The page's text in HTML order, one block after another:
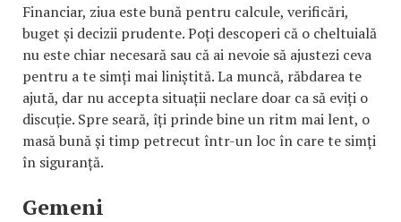
Financiar, ziua este bună pentru calcule, verificări,
buget și decizii prudente. Poți descoperi că o cheltuială
nu este chiar necesară sau că ai nevoie să ajustezi ceva
pentru a te simți mai liniștită. La muncă, răbdarea te
ajută, dar nu accepta situații neclare doar ca să eviți o
discuție. Spre seară, îți prinde bine un ritm mai lent, o
masă bună și timp petrecut într-un loc în care te simți
în siguranță.
Gemeni